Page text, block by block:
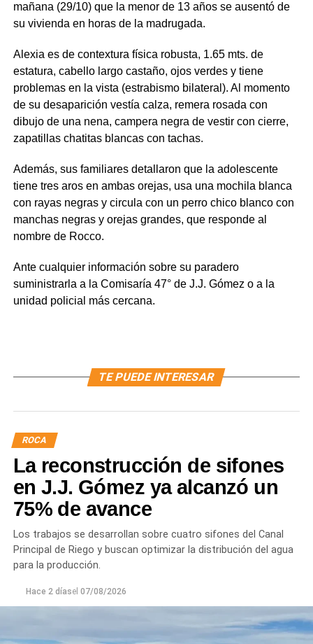
mañana (29/10) que la menor de 13 años se ausentó de
su vivienda en horas de la madrugada.
Alexia es de contextura física robusta, 1.65 mts. de
estatura, cabello largo castaño, ojos verdes y tiene
problemas en la vista (estrabismo bilateral). Al momento
de su desaparición vestía calza, remera rosada con
dibujo de una nena, campera negra de vestir con cierre,
zapatillas chatitas blancas con tachas.
Además, sus familiares detallaron que la adolescente
tiene tres aros en ambas orejas, usa una mochila blanca
con rayas negras y circula con un perro chico blanco con
manchas negras y orejas grandes, que responde al
nombre de Rocco.
Ante cualquier información sobre su paradero
suministrarla a la Comisaría 47° de J.J. Gómez o a la
unidad policial más cercana.
TE PUEDE INTERESAR
ROCA
La reconstrucción de sifones
en J.J. Gómez ya alcanzó un
75% de avance
Los trabajos se desarrollan sobre cuatro sifones del Canal
Principal de Riego y buscan optimizar la distribución del agua
para la producción.
Hace 2 díasel 07/08/2026